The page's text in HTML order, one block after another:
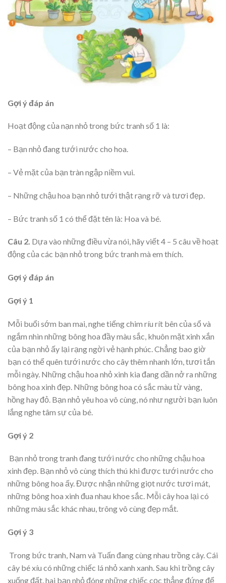
Gợi ý đáp án
Hoạt động của nạn nhỏ trong bức tranh số 1 là:
– Bạn nhỏ đang tưới nước cho hoa.
– Vẻ mặt của bạn tràn ngập niềm vui.
– Những chậu hoa bạn nhỏ tưới thật rạng rỡ và tươi đẹp.
– Bức tranh số 1 có thể đặt tên là: Hoa và bé.
Câu 2. Dựa vào những điều vừa nói, hãy viết 4 – 5 câu về hoạt
động của các bạn nhỏ trong bức tranh mà em thích.
Gợi ý đáp án
Gợi ý 1
Mỗi buổi sớm ban mai, nghe tiếng chim ríu rít bên của sổ và
ngắm nhìn những bông hoa đầy màu sắc, khuôn mặt xinh xắn
của bạn nhỏ ấy lại rạng ngời vẻ hạnh phúc. Chẳng bao giờ
bạn có thể quên tưới nước cho cây thêm nhanh lớn, tươi tắn
mỗi ngày. Những chậu hoa nhỏ xinh kia đang dần nở ra những
bông hoa xinh đẹp. Những bông hoa có sắc màu từ vàng,
hồng hay đỏ. Bạn nhỏ yêu hoa vô cùng, nó như người bạn luôn
lắng nghe tâm sự của bé.
Gợi ý 2
Bạn nhỏ trong tranh đang tưới nước cho những chậu hoa
xinh đẹp. Bạn nhỏ vô cùng thích thú khi được tưới nước cho
những bông hoa ấy. Được nhận những giọt nước tươi mát,
những bông hoa xinh đua nhau khoe sắc. Mỗi cây hoa lại có
những màu sắc khác nhau, trông vô cùng đẹp mắt.
Gợi ý 3
Trong bức tranh, Nam và Tuấn đang cùng nhau trồng cây. Cái
cây bé xíu có những chiếc lá nhỏ xanh xanh. Sau khi trồng cây
xuống đất, hai bạn nhỏ đóng những chiếc cọc thẳng đứng để